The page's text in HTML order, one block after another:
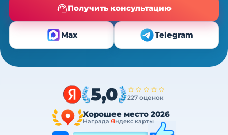
Получить консультацию
Max Telegram
5,0 227 оценок
Хорошее место 2026
Награда Яндекс карты